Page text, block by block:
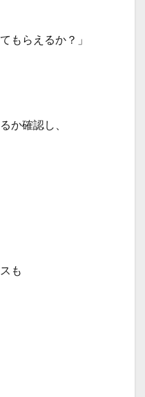
もらえるか？」
か確認し、
も